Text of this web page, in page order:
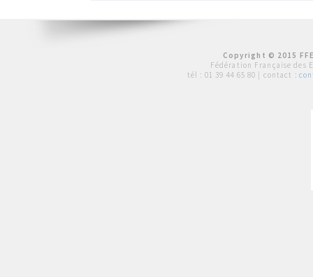
Copyright © 2015
Fédération Française des
tél : 01 39 44 65 80 | contact :